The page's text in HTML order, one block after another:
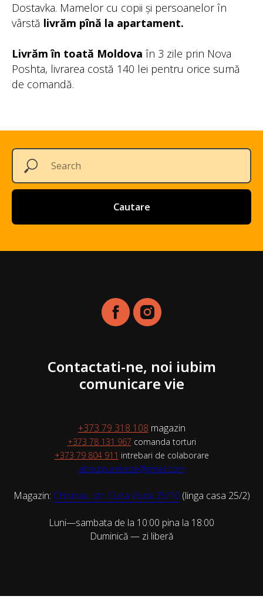
Dostavka. Mamelor cu copii și persoanelor în
vârstă livrăm pînă la apartament.
Livrăm în toată Moldova în 3 zile prin Nova
Poshta, livrarea costă 140 lei pentru orice sumă
de comandă.
Cautare
Contactati-ne, noi iubim
comunicare vie
+373 79 318 108 magazin
+373 78 131 967 comanda torturi
+373 79 804 911 intrebari de colaborare
aboutpuretaste@gmail.com
Magazin: Chisinau, str. Cuza Voda 25/10 (linga casa 25/2)
Luni—sambata de la 10:00 pina la 18:00
Duminică — zi liberă